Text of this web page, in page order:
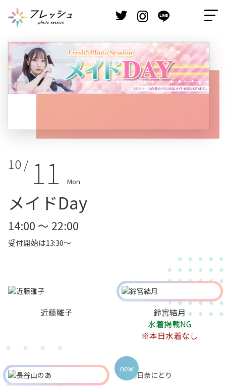
10 / 11 Mon
メイドDay
14:00 ～ 22:00
受付開始は13:30～
近藤雛子
鈴宮結月
水着掲載NG
※本日水着なし
new